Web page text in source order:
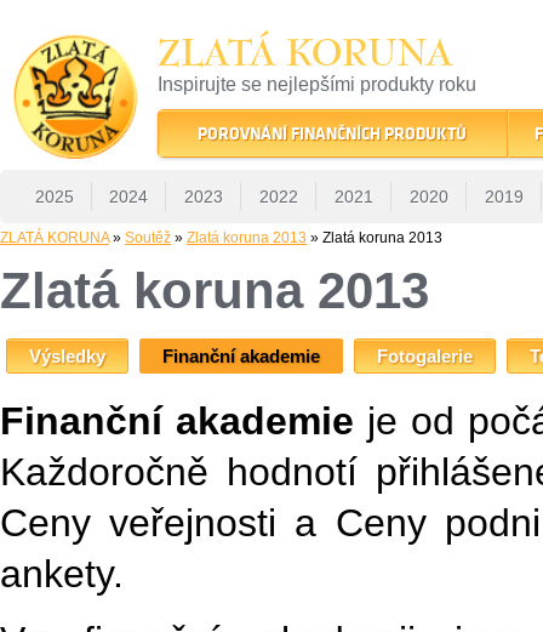
ZLATÁ KORUNA
Inspirujte se nejlepšími produkty roku
22 let tradice a kvality na finančním trhu
POROVNÁNÍ FINANČNÍCH PRODUKTŮ
2025 2024 2023 2022 2021 2020 2019
ZLATÁ KORUNA» Soutěž » Zlatá koruna 2013 » Zlatá koruna 2013
Zlatá koruna 2013
Výsledky Finanční akademie Fotogalerie
Finanční akademie je od
Každoročně hodnotí
Ceny veřejnosti a Ceny
ankety.